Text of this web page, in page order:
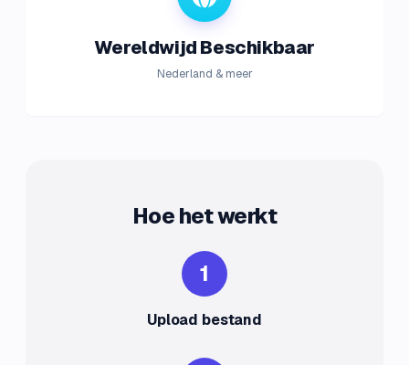
Wereldwijd Beschikbaar
Nederland & meer
Hoe het werkt
1
Upload bestand